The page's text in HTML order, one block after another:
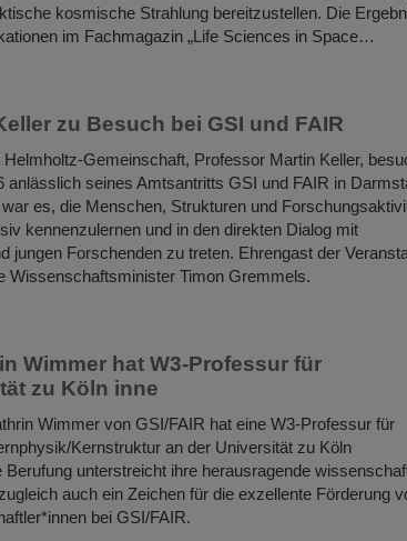
kosmische Strahlung bereitzustellen. Die
im Fachmagazin „Life Sciences in Space…
zu Besuch bei GSI und FAIR
Gemeinschaft, Professor Martin Keller,
anlässlich seines Amtsantritts GSI und FAIR in
es, die Menschen, Strukturen und
kennenzulernen und in den direkten Dialog mit
jungen Forschenden zu treten. Ehrengast der
Wissenschaftsminister Timon Gremmels.
Wimmer hat W3-Professur für
zu Köln inne
Wimmer von GSI/FAIR hat eine W3-Professur für
Kernstruktur an der Universität zu Köln
Berufung unterstreicht ihre herausragende
auch ein Zeichen für die exzellente Förderung
bei GSI/FAIR.